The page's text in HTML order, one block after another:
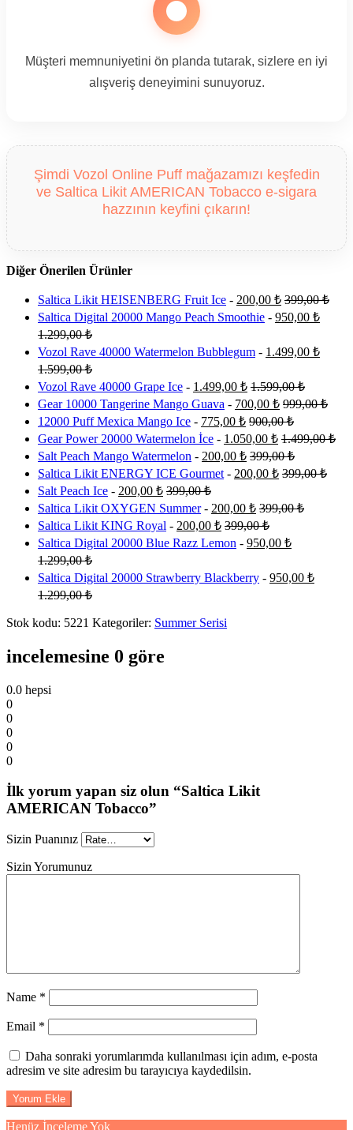
Müşteri memnuniyetini ön planda tutarak, sizlere en iyi
alışveriş deneyimini sunuyoruz.
Şimdi Vozol Online Puff mağazamızı keşfedin
ve Saltica Likit AMERICAN Tobacco e-sigara
hazzının keyfini çıkarın!
Diğer Önerilen Ürünler
Saltica Likit HEISENBERG Fruit Ice - 200,00 ₺ 399,00₺
Saltica Digital 20000 Mango Peach Smoothie - 950,00 ₺
1.299,00₺
Vozol Rave 40000 Watermelon Bubblegum - 1.499,00 ₺
1.599,00₺
Vozol Rave 40000 Grape Ice - 1.499,00 ₺ 1.599,00₺
Gear 10000 Tangerine Mango Guava - 700,00 ₺ 999,00₺
12000 Puff Mexica Mango Ice - 775,00 ₺ 900,00₺
Gear Power 20000 Watermelon İce - 1.050,00 ₺ 1.499,00₺
Salt Peach Mango Watermelon - 200,00 ₺ 399,00₺
Saltica Likit ENERGY ICE Gourmet - 200,00 ₺ 399,00₺
Salt Peach Ice - 200,00 ₺ 399,00₺
Saltica Likit OXYGEN Summer- 200,00 ₺ 399,00₺
Saltica Likit KING Royal - 200,00 ₺ 399,00₺
Saltica Digital 20000 Blue Razz Lemon - 950,00 ₺
1.299,00₺
Saltica Digital 20000 Strawberry Blackberry - 950,00 ₺
1.299,00₺
Stok kodu: 5221 Kategoriler: Summer Serisi
incelemesine 0 göre
0.0 hepsi
0
0
0
0
0
İlk yorum yapan siz olun “Saltica Likit
AMERICAN Tobacco”
Sizin Puanınız
Sizin Yorumunuz
Name *
Email *
Daha sonraki yorumlarımda kullanılması için adım, e-posta
adresim ve site adresim bu tarayıcıya kaydedilsin.
Henüz İnceleme Yok